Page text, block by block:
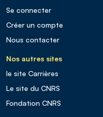
Se connecter
Créer un compte
Nous contacter
Nos autres sites
le site Carrières
Le site du CNRS
Fondation CNRS